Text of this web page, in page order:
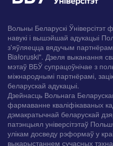
Вольны Беларускі Ўніверсітэт
навукі і вышэйшай адукацыі
з'яўляецца вядучым
Białoruski". Дзеля выканання
мэтаў ВБЎ супрацоўнічае з
міжнароднымі партнёрамі,
беларускай адукацыі.
Дзейнасць Вольнага
фармаванне кваліфікаваных
дэмакратычнай беларускай
патэнцыял універсітэтаў
улікам досведу рэформаў у
выкарыстаннем сучасных